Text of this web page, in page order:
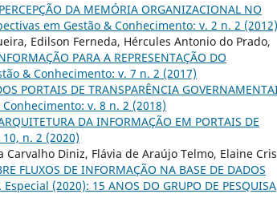
DA MEMÓRIA ORGANIZACIONAL NO
em Gestão & Conhecimento: v. 2 n. 2 (2012)
Edilson Ferneda, Hércules Antonio do Prado,
PARA A REPRESENTAÇÃO DO
& Conhecimento: v. 7 n. 2 (2017)
PORTAIS DE TRANSPARÊNCIA
v. 8 n. 2 (2018)
DA INFORMAÇÃO EM PORTAIS DE
n. 2 (2020)
Diniz, Flávia de Araújo Telmo, Elaine
FLUXOS DE INFORMAÇÃO NA BASE DE DADOS
(2020): 15 ANOS DO GRUPO DE PESQUISA